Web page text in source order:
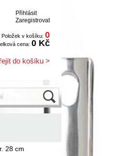
Přihlásit
Zaregistrovat
Položek v košíku: 0
cena: 0 Kč
do košíku >
28 cm